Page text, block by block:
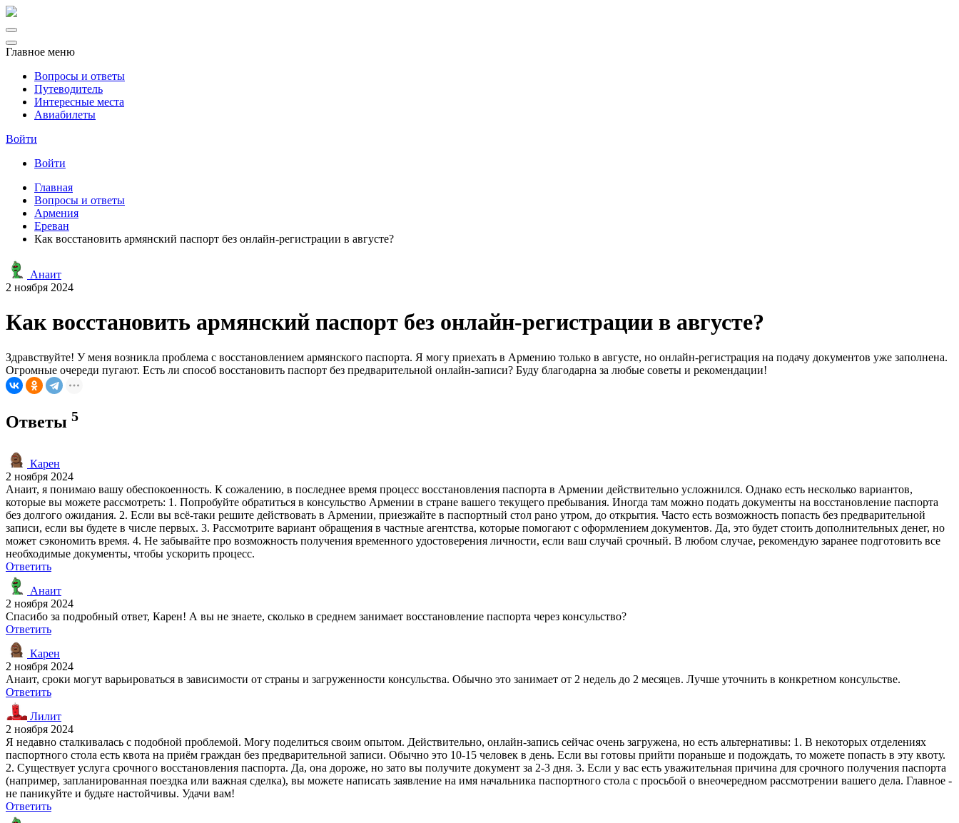
Главное меню
Вопросы и ответы
Путеводитель
Интересные места
Авиабилеты
Войти
Войти
Главная
Вопросы и ответы
Армения
Ереван
Как восстановить армянский паспорт без онлайн-регистрации в августе?
Анаит
2 ноября 2024
Как восстановить армянский паспорт без онлайн-регистрации в августе?
Здравствуйте! У меня возникла проблема с восстановлением армянского паспорта. Я могу приехать в Армению только в августе, но онлайн-регистрация на подачу документов уже заполнена.
Огромные очереди пугают. Есть ли способ восстановить паспорт без предварительной онлайн-записи? Буду благодарна за любые советы и рекомендации!
Ответы 5
Карен
2 ноября 2024
Анаит, я понимаю вашу обеспокоенность. К сожалению, в последнее время процесс восстановления паспорта в Армении действительно усложнился. Однако есть несколько вариантов,
которые вы можете рассмотреть: 1. Попробуйте обратиться в консульство Армении в стране вашего текущего пребывания. Иногда там можно подать документы на восстановление паспорта
без долгого ожидания. 2. Если вы всё-таки решите действовать в Армении, приезжайте в паспортный стол рано утром, до открытия. Часто есть возможность попасть без предварительной
записи, если вы будете в числе первых. 3. Рассмотрите вариант обращения в частные агентства, которые помогают с оформлением документов. Да, это будет стоить дополнительных денег, но
может сэкономить время. 4. Не забывайте про возможность получения временного удостоверения личности, если ваш случай срочный. В любом случае, рекомендую заранее подготовить все
необходимые документы, чтобы ускорить процесс.
Ответить
Анаит
2 ноября 2024
Спасибо за подробный ответ, Карен! А вы не знаете, сколько в среднем занимает восстановление паспорта через консульство?
Ответить
Карен
2 ноября 2024
Анаит, сроки могут варьироваться в зависимости от страны и загруженности консульства. Обычно это занимает от 2 недель до 2 месяцев. Лучше уточнить в конкретном консульстве.
Ответить
Лилит
2 ноября 2024
Я недавно сталкивалась с подобной проблемой. Могу поделиться своим опытом. Действительно, онлайн-запись сейчас очень загружена, но есть альтернативы: 1. В некоторых отделениях
паспортного стола есть квота на приём граждан без предварительной записи. Обычно это 10-15 человек в день. Если вы готовы прийти пораньше и подождать, то можете попасть в эту квоту.
2. Существует услуга срочного восстановления паспорта. Да, она дороже, но зато вы получите документ за 2-3 дня. 3. Если у вас есть уважительная причина для срочного получения паспорта
(например, запланированная поездка или важная сделка), вы можете написать заявление на имя начальника паспортного стола с просьбой о внеочередном рассмотрении вашего дела. Главное -
не паникуйте и будьте настойчивы. Удачи вам!
Ответить